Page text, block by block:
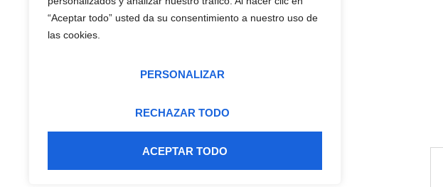
“Aceptar todo” usted da su consentimiento a nuestro uso de
las cookies.
PERSONALIZAR
RECHAZAR TODO
ACEPTAR TODO